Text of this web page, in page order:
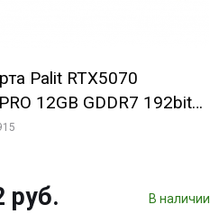
Palit RTX5070
12GB GDDR7 192bit
3FAN RTL
руб. В наличии